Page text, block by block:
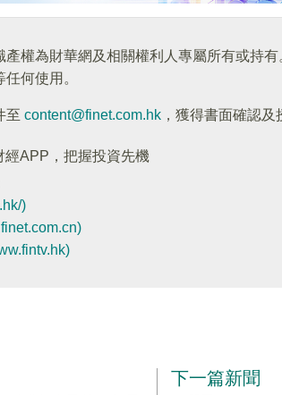
權為財華網及相關權利人專屬所有或持有
何使用。
至 content@finet.com.hk ，獲得書面確認及
經APP，把握投資先機
)
下一篇新聞